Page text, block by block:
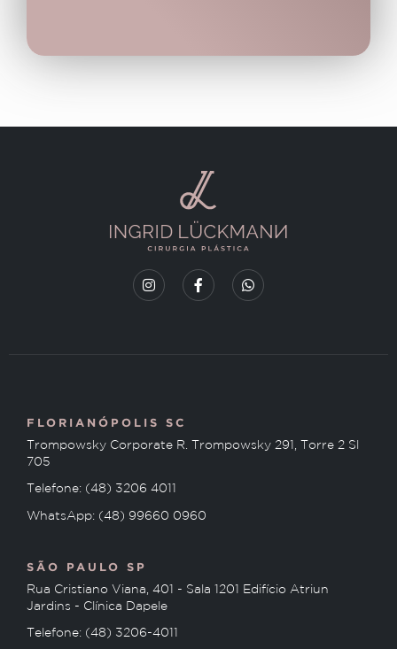
FLORIANÓPOLIS SC
Trompowsky Corporate R. Trompowsky 291, Torre 2 Sl
705
Telefone: (48) 3206 4011
WhatsApp: (48) 99660 0960
SÃO PAULO SP
Rua Cristiano Viana, 401 - Sala 1201 Edifício Atriun
Jardins - Clínica Dapele
Telefone: (48) 3206-4011